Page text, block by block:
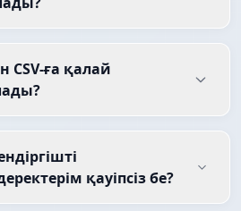
CSV-ға қалай
қауіпсіз бе?